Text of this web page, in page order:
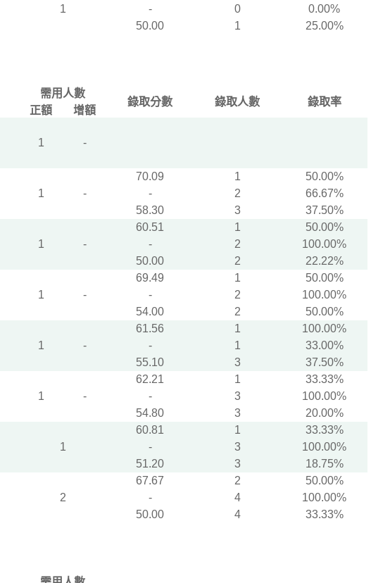
1
- 0
0.00%
50.00 1 25.00%
需用人數
錄取分數 錄取人數 錄取率
正額 增額
1
-
1
-
70.09 1
50.00%
- 2
66.67%
58.30 3 37.50%
1
-
60.51 1
50.00%
- 2
100.00%
50.00 2 22.22%
1
-
69.49 1
50.00%
- 2
100.00%
54.00 2 50.00%
1
-
61.56 1
100.00%
- 1
33.00%
55.10 3 37.50%
1
-
62.21 1
33.33%
- 3
100.00%
54.80 3 20.00%
1
60.81 1
33.33%
- 3
100.00%
51.20 3 18.75%
2
67.67 2
50.00%
- 4
100.00%
50.00 4 33.33%